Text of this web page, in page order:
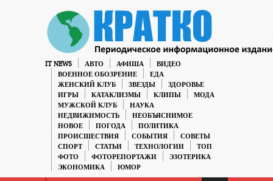
IT NEWS АВТО АФИША
ВИДЕО
ВОЕННОЕ ОБОЗРЕНИЕ
ЕДА
ЖЕНСКИЙ КЛУБ
ЗВЕЗДЫ
ЗДОРОВЬЕ
ИГРЫ
КАТАКЛИЗМЫ КЛИПЫ
МОДА
МУЖСКОЙ КЛУБ
НАУКА
НЕДВИЖИМОСТЬ
НЕОБЪЯСНИМОЕ
НОВОЕ
ПОГОДА
ПОЛИТИКА
ПРОИСШЕСТВИЯ
СОБЫТИЯ
СОВЕТЫ
СПОРТ
СТАТЬИ ТЕХНОЛОГИИ
ТОП
ФОТО
ФОТОРЕПОРТАЖИ
ЭЗОТЕРИКА
ЭКОНОМИКА
ЮМОР